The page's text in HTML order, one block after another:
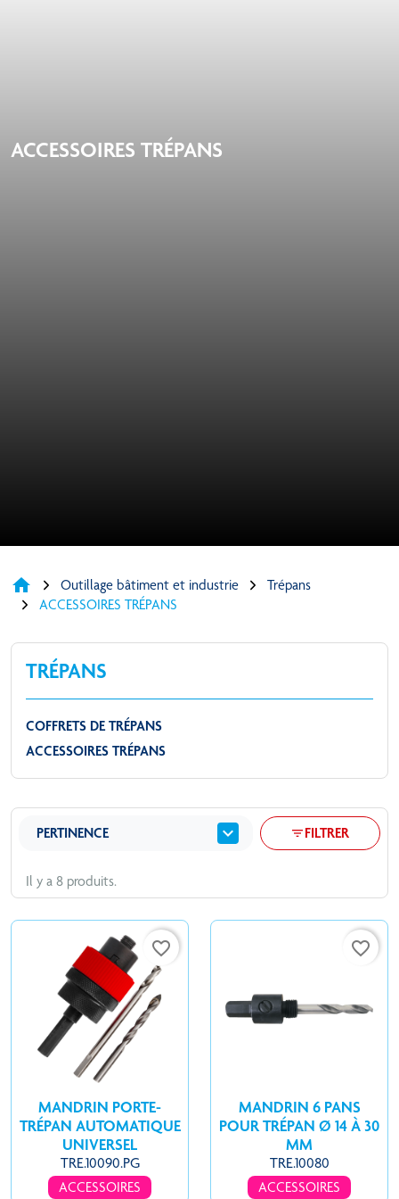
ACCESSOIRES TRÉPANS
home Outillage bâtiment et industrie
Trépans
ACCESSOIRES TRÉPANS
TRÉPANS
COFFRETS DE TRÉPANS
ACCESSOIRES TRÉPANS
Il y a 8 produits.
PERTINENCE expand_more filter_listFILTRER
favorite_border
MANDRIN PORTE-
TRÉPAN AUTOMATIQUE
UNIVERSEL
TRE.10090.PG
ACCESSOIRES
favorite_border
MANDRIN 6 PANS
POUR TRÉPAN Ø 14 À 30
MM
TRE.10080
ACCESSOIRES